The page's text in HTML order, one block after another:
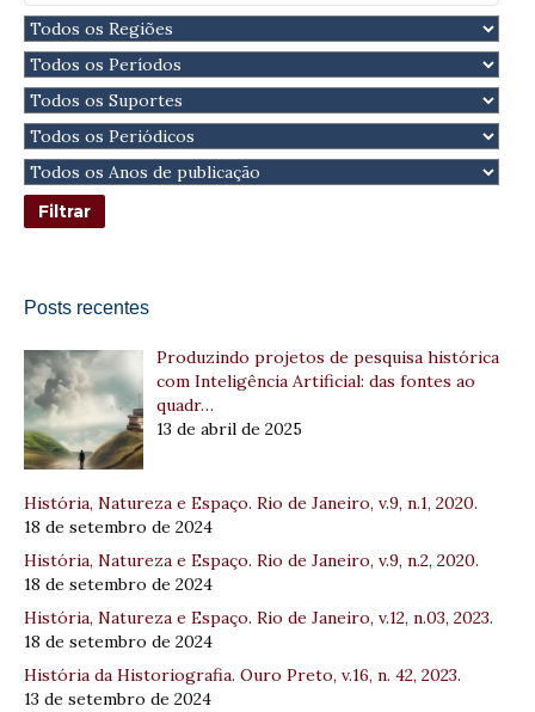
Posts recentes
Produzindo projetos de pesquisa histórica
com Inteligência Artificial: das fontes ao
quadr…
13 de abril de 2025
História, Natureza e Espaço. Rio de Janeiro, v.9, n.1, 2020.
18 de setembro de 2024
História, Natureza e Espaço. Rio de Janeiro, v.9, n.2, 2020.
18 de setembro de 2024
História, Natureza e Espaço. Rio de Janeiro, v.12, n.03, 2023.
18 de setembro de 2024
História da Historiografia. Ouro Preto, v.16, n. 42, 2023.
13 de setembro de 2024